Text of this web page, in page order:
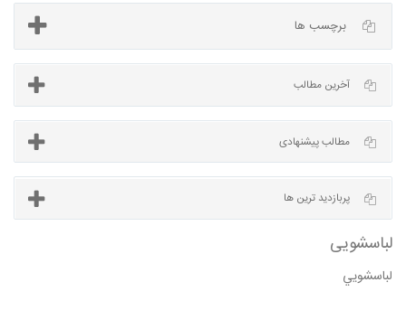
برچسب ها
آخرین مطالب
مطالب پیشنهادی
لباسشويي